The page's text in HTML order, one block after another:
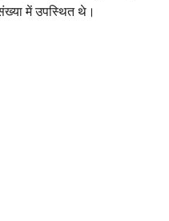
में उपस्थित थे।